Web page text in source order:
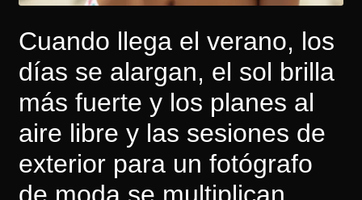
Cuando llega el verano, los
días se alargan, el sol brilla
más fuerte y los planes al
aire libre y las sesiones de
exterior para un fotógrafo